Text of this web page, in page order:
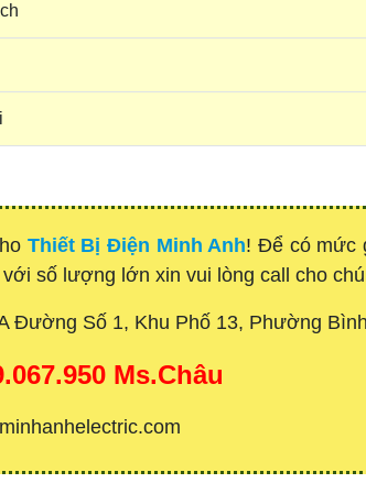
Thiết Bị Điện Minh Anh! Để có mức
với số lượng lớn xin vui lòng call cho
Đường Số 1, Khu Phố 13, Phường
Ms.Châu